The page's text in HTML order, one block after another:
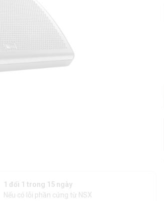
1 đổi 1 trong 15 ngày
Nếu có lỗi phần cứng từ NSX